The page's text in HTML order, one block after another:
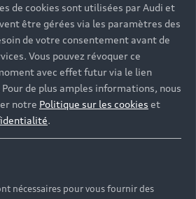
de cookies sont utilisées par Audi et
être gérées via les paramètres des
de votre consentement avant de
Vous pouvez révoquer ce
avec effet futur via le lien
de plus amples informations, nous
notre Politique sur les cookies et
.
nécessaires pour vous fournir des